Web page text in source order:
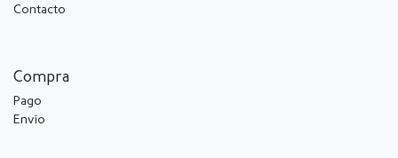
Contacto
Compra
Pago
Envío